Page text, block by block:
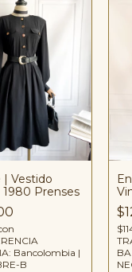
| Vestido
Prenses
Bancolombia |
B